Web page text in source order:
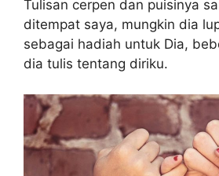
Tulisan cerpen dan puisinya
ditempat saya, mungkin dia
sebagai hadiah untuk Dia,
dia tulis tentang diriku.